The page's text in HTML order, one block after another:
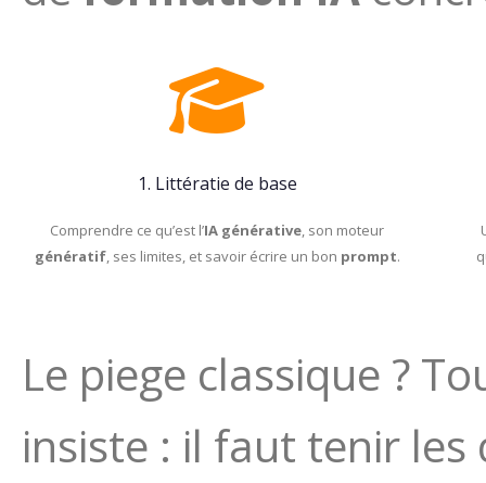
1. Littératie de base
Comprendre ce qu’est l’IA générative, son moteur
génératif, ses limites, et savoir écrire un bon prompt.
Le piege classique ?
insiste : il faut tenir